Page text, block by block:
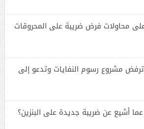
محاولات فرض ضريبة على المحروقات
ترفض مشروع رسوم النفايات وتدعو إلى
أشيع عن ضريبة جديدة على البنزين؟